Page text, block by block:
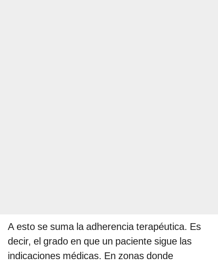
A esto se suma la adherencia terapéutica. Es
decir, el grado en que un paciente sigue las
indicaciones médicas. En zonas donde